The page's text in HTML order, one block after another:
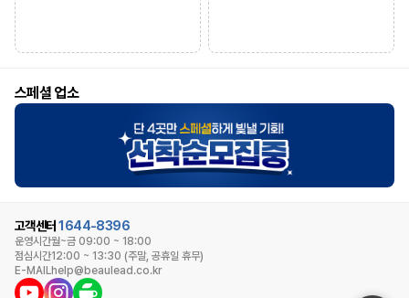
스페셜 업소
고객센터 1644-8396
운영시간월~금 09:00 ~ 18:00
점심시간12:00 ~ 13:30 (주말, 공휴일 휴무)
E-MAILhelp@beaulead.co.kr